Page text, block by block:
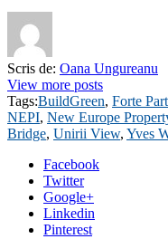
Scris de: Oana Ungureanu
View more posts
Tags:BuildGreen, Forte
NEPI, New Europe
Bridge, Unirii View, Yves
Facebook
Twitter
Google+
Linkedin
Pinterest